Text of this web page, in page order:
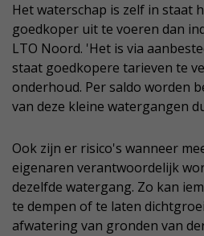
Het waterschap is zelf in staat
goedkoper uit te voeren dan
LTO Noord. 'Het is via
staat goedkopere tarieven te
onderhoud. Per saldo worden
van deze kleine watergangen
Ook zijn er risico's wanneer
eigenaren verantwoordelijk
dezelfde watergang. Zo kan
te dempen of te laten
afwatering van gronden van